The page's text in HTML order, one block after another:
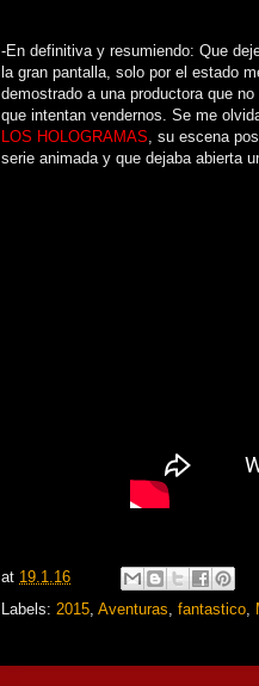
-En definitiva y resumiendo: Que
la gran pantalla, solo por el estado
demostrado a una productora que
que intentan vendernos. Se me
LOS HOLOGRAMAS , su escena
serie animada y que dejaba abierta
at 19.1.16
Labels: 2015 Aventuras fantastico